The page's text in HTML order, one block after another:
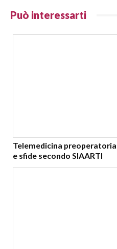
Può interessarti
Telemedicina
e sfide secondo SIAARTI